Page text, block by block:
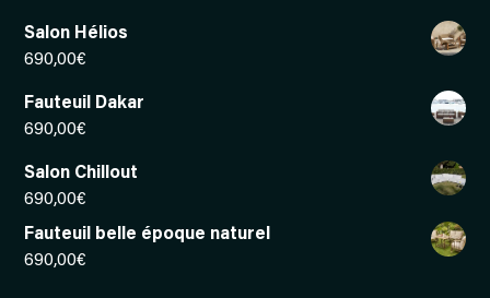
Salon Hélios
690,00€
Fauteuil Dakar
690,00€
Salon Chillout
690,00€
Fauteuil belle époque naturel
690,00€